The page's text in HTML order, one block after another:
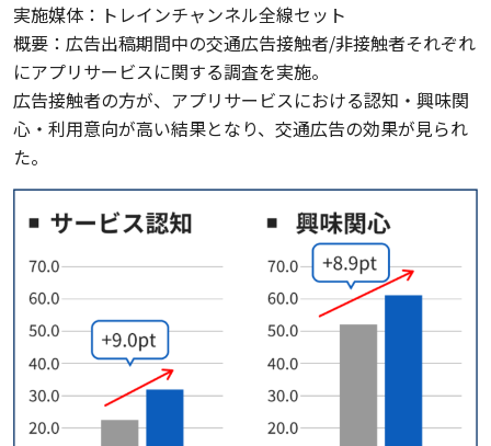
実施媒体：トレインチャンネル全線セット
概要：広告出稿期間中の交通広告接触者/非接触者それぞれ
にアプリサービスに関する調査を実施。
広告接触者の方が、アプリサービスにおける認知・興味関
心・利用意向が高い結果となり、交通広告の効果が見られ
た。